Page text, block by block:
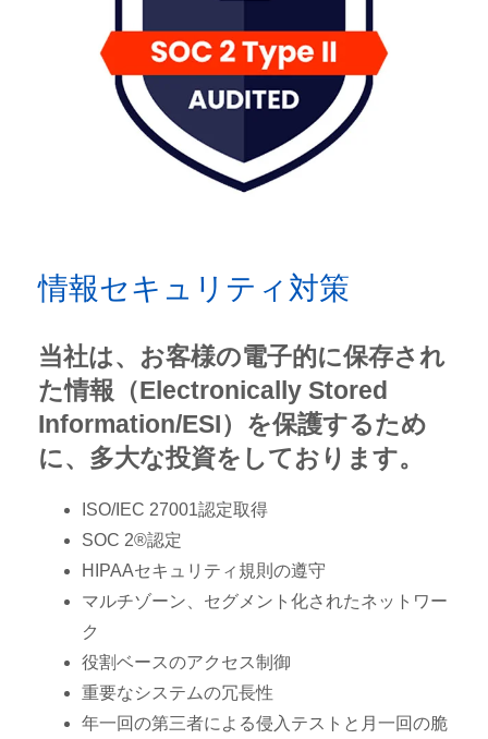
情報セキュリティ対策
当社は、お客様の電子的に保存され
た情報（Electronically Stored
Information/ESI）を保護するため
に、多大な投資をしております。
ISO/IEC 27001認定取得
SOC 2®認定
HIPAAセキュリティ規則の遵守
マルチゾーン、セグメント化されたネットワー
ク
役割ベースのアクセス制御
重要なシステムの冗長性
年一回の第三者による侵入テストと月一回の脆